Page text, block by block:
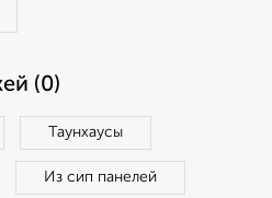
(0)
Таунхаусы
Из сип панелей